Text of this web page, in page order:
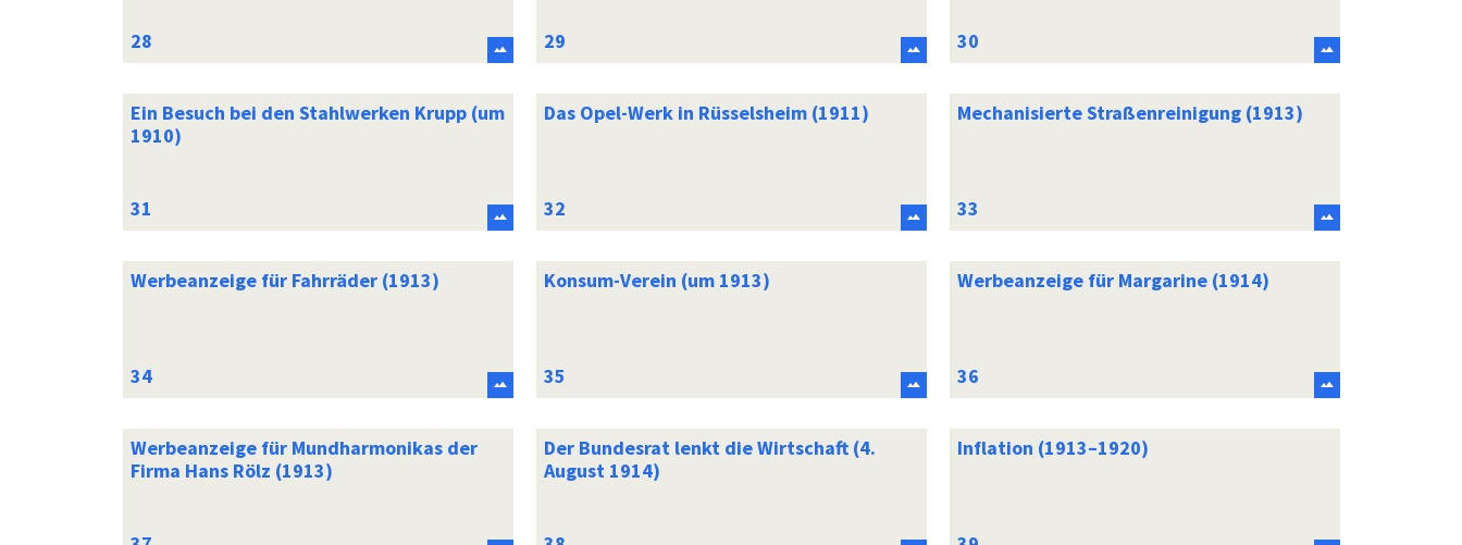
Ein Besuch bei den Stahlwerken Krupp (um
1910)
Das Opel-Werk in Rüsselsheim (1911) Mechanisierte Straßenreinigung (1913)
Werbeanzeige für Fahrräder (1913) Konsum-Verein (um 1913) Werbeanzeige für Margarine (1914)
Werbeanzeige für Mundharmonikas der
Firma Hans Rölz (1913)
Der Bundesrat lenkt die Wirtschaft (4.
August 1914)
Inflation (1913–1920)